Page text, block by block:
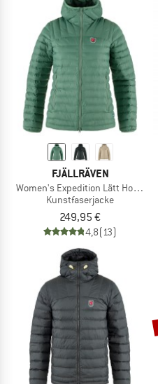
FJÄLLRÄVEN
Women's Expedition Lätt Hoodie
Kunstfaserjacke
249,95 €
4,8(13)